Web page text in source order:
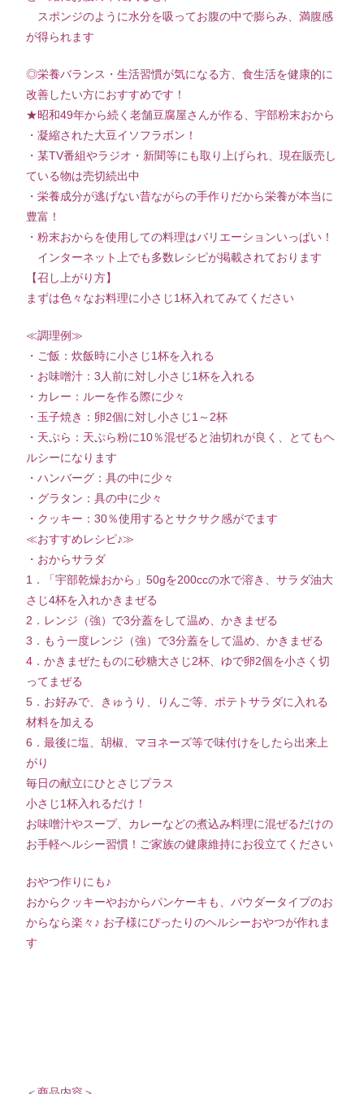
スポンジのように水分を吸ってお腹の中で膨らみ、満腹感
が得られます
◎栄養バランス・生活習慣が気になる方、食生活を健康的に
改善したい方におすすめです！
★昭和49年から続く老舗豆腐屋さんが作る、宇部粉末おから
・凝縮された大豆イソフラボン！
・某TV番組やラジオ・新聞等にも取り上げられ、現在販売し
ている物は売切続出中
・栄養成分が逃げない昔ながらの手作りだから栄養が本当に
豊富！
・粉末おからを使用しての料理はバリエーションいっぱい！
インターネット上でも多数レシピが掲載されております
【召し上がり方】
まずは色々なお料理に小さじ1杯入れてみてください
≪調理例≫
・ご飯：炊飯時に小さじ1杯を入れる
・お味噌汁：3人前に対し小さじ1杯を入れる
・カレー：ルーを作る際に少々
・玉子焼き：卵2個に対し小さじ1～2杯
・天ぷら：天ぷら粉に10％混ぜると油切れが良く、とてもヘ
ルシーになります
・ハンバーグ：具の中に少々
・グラタン：具の中に少々
・クッキー：30％使用するとサクサク感がでます
≪おすすめレシピ♪≫
・おからサラダ
1．「宇部乾燥おから」50gを200ccの水で溶き、サラダ油大
さじ4杯を入れかきまぜる
2．レンジ（強）で3分蓋をして温め、かきまぜる
3．もう一度レンジ（強）で3分蓋をして温め、かきまぜる
4．かきまぜたものに砂糖大さじ2杯、ゆで卵2個を小さく切
ってまぜる
5．お好みで、きゅうり、りんご等、ポテトサラダに入れる
材料を加える
6．最後に塩、胡椒、マヨネーズ等で味付けをしたら出来上
がり
毎日の献立にひとさじプラス
小さじ1杯入れるだけ！
お味噌汁やスープ、カレーなどの煮込み料理に混ぜるだけの
お手軽ヘルシー習慣！ご家族の健康維持にお役立てください
おやつ作りにも♪
おからクッキーやおからパンケーキも、パウダータイプのお
からなら楽々♪ お子様にぴったりのヘルシーおやつが作れま
す